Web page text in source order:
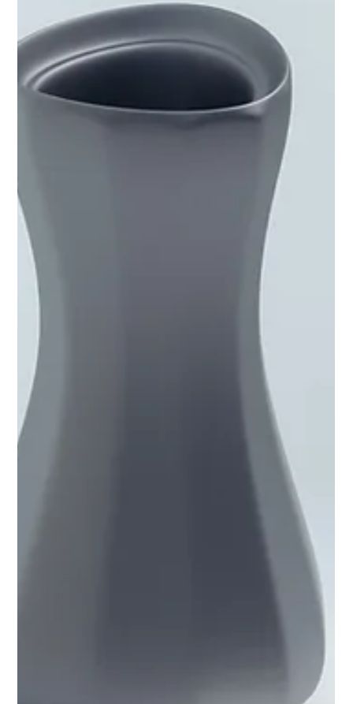
comunicação online
Na era digital, a comunicação online é a chave para conectar
pessoas, empresas e ideias em todo o mundo. Entre todas as
ferramentas...